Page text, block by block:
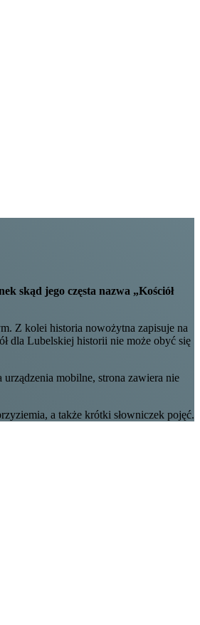
skąd jego częsta nazwa „Kościół
Z kolei historia nowożytna zapisuje na
dla Lubelskiej historii nie może obyć się
mobilne, strona zawiera nie
a także krótki słowniczek pojęć.